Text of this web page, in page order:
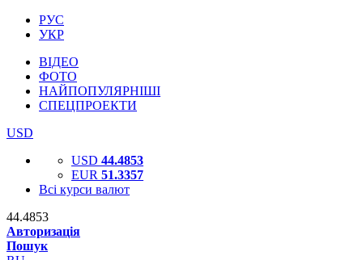
РУС
УКР
ВІДЕО
ФОТО
НАЙПОПУЛЯРНІШІ
СПЕЦПРОЕКТИ
USD
USD 44.4853
EUR 51.3357
Всі курси валют
44.4853
Авторизація
Пошук